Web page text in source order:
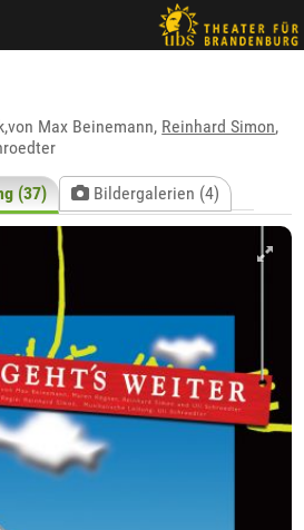
Max Beinemann, Reinhard Simon,
(37) Bildergalerien (4)